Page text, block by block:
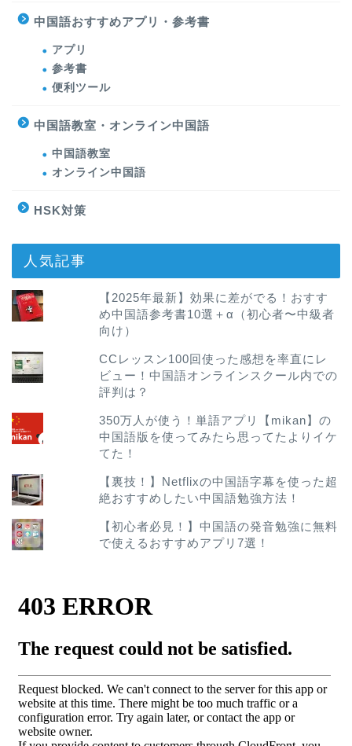
中国語おすすめアプリ・参考書
アプリ
参考書
便利ツール
中国語教室・オンライン中国語
中国語教室
オンライン中国語
HSK対策
人気記事
【2025年最新】効果に差がでる！おすす
め中国語参考書10選＋α（初心者〜中級者
向け）
CCレッスン100回使った感想を率直にレ
ビュー！中国語オンラインスクール内での
評判は？
350万人が使う！単語アプリ【mikan】の
中国語版を使ってみたら思ってたよりイケ
てた！
【裏技！】Netflixの中国語字幕を使った超
絶おすすめしたい中国語勉強方法！
【初心者必見！】中国語の発音勉強に無料
で使えるおすすめアプリ7選！